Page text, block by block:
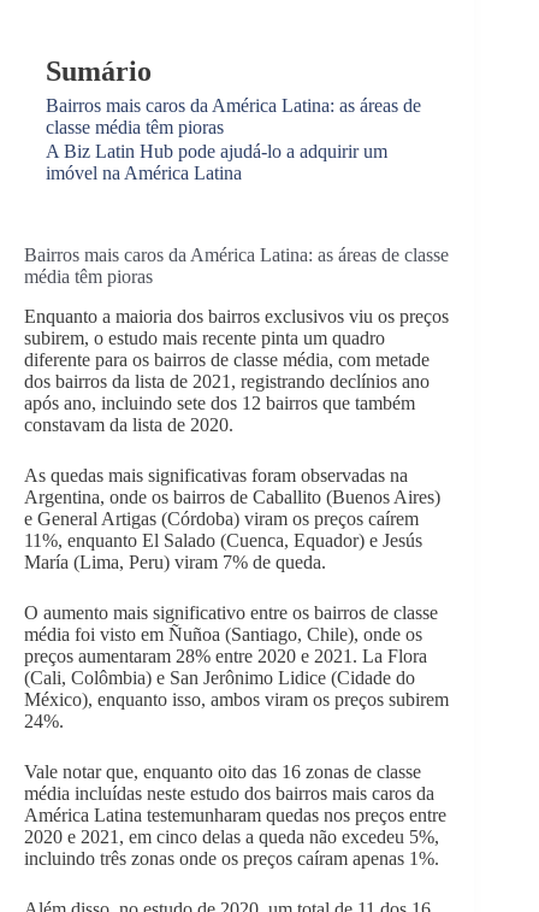
Sumário
Bairros mais caros da América Latina: as áreas de
classe média têm pioras
A Biz Latin Hub pode ajudá-lo a adquirir um
imóvel na América Latina
Bairros mais caros da América Latina: as áreas de classe
média têm pioras
Enquanto a maioria dos bairros exclusivos viu os preços
subirem, o estudo mais recente pinta um quadro
diferente para os bairros de classe média, com metade
dos bairros da lista de 2021, registrando declínios ano
após ano, incluindo sete dos 12 bairros que também
constavam da lista de 2020.
As quedas mais significativas foram observadas na
Argentina, onde os bairros de Caballito (Buenos Aires)
e General Artigas (Córdoba) viram os preços caírem
11%, enquanto El Salado (Cuenca, Equador) e Jesús
María (Lima, Peru) viram 7% de queda.
O aumento mais significativo entre os bairros de classe
média foi visto em Ñuñoa (Santiago, Chile), onde os
preços aumentaram 28% entre 2020 e 2021. La Flora
(Cali, Colômbia) e San Jerônimo Lidice (Cidade do
México), enquanto isso, ambos viram os preços subirem
24%.
Vale notar que, enquanto oito das 16 zonas de classe
média incluídas neste estudo dos bairros mais caros da
América Latina testemunharam quedas nos preços entre
2020 e 2021, em cinco delas a queda não excedeu 5%,
incluindo três zonas onde os preços caíram apenas 1%.